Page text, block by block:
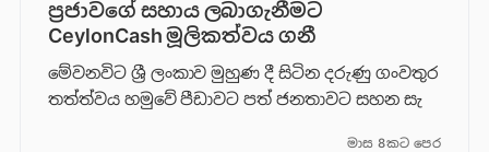
ප්‍රජාවගේ සහාය ලබාගැනීමට
CeylonCash මූලිකත්වය ග​නී
මේවනවිට ශ්‍රී ලංකාව මුහුණ දී සිටින දරුණු ගංවතුර
තත්ත්වය හමුවේ පීඩාවට පත් ජනතාවට සහන සැ
මාස 8කට පෙර